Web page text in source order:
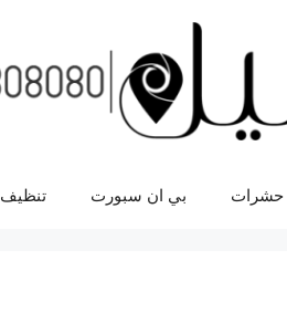
حشرات بي ان سبورت تنظيف